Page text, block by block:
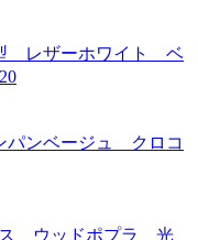
レザーホワイト ベ
パンベージュ クロコ
ス ウッドポプラ 光